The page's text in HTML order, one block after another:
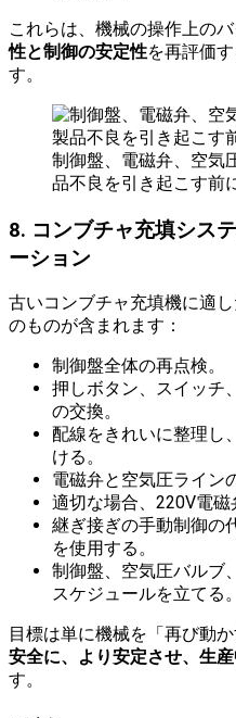
これらは、機械の操作上のバ
性と制御の安定性を再評価
す。
制御盤、電磁弁、空気
品不良を引き起こす前
8. コンブチャ充填シス
ーション
古いコンブチャ充填機に適
のものが含まれます：
制御盤全体の再点検。
押しボタン、スイッチ
の交換。
配線をきれいに整理し
ける。
電磁弁と空気圧ライン
適切な場合、220V電磁
継ぎ接ぎの手動制御の
を使用する。
制御盤、空気圧バルブ
スケジュールを立てる。
目標は単に機械を「再び動
安全に、より安定させ、生
す。